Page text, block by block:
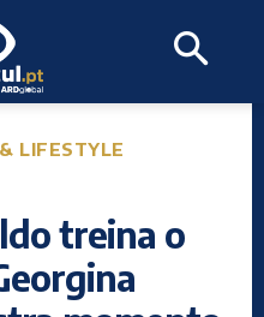
LIFESTYLE
treina o